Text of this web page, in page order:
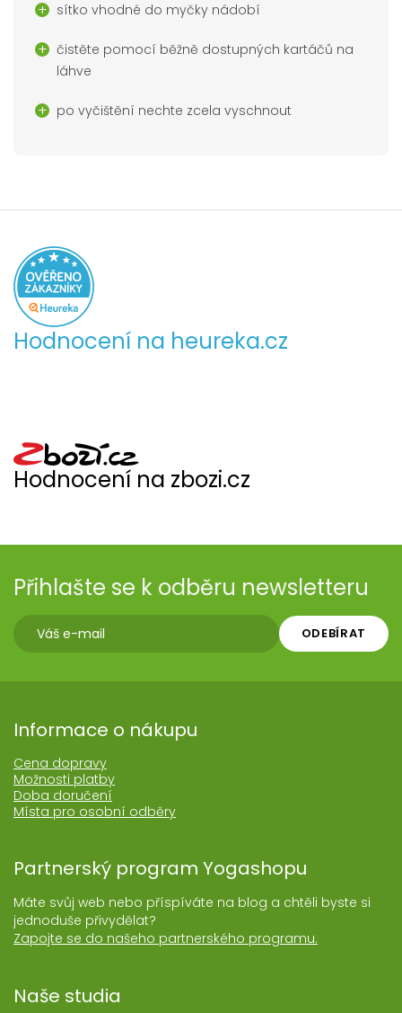
sítko vhodné do myčky nádobí
čistěte pomocí běžně dostupných kartáčů na
láhve
po vyčištění nechte zcela vyschnout
Hodnocení na heureka.cz
Hodnocení na zbozi.cz
Přihlašte se k odběru newsletteru
ODEBÍRAT
Informace o nákupu
Cena dopravy
Možnosti platby
Doba doručení
Místa pro osobní odběry
Partnerský program Yogashopu
Máte svůj web nebo příspíváte na blog a chtěli byste si
jednoduše přivydělat?
Zapojte se do našeho partnerského programu.
Naše studia